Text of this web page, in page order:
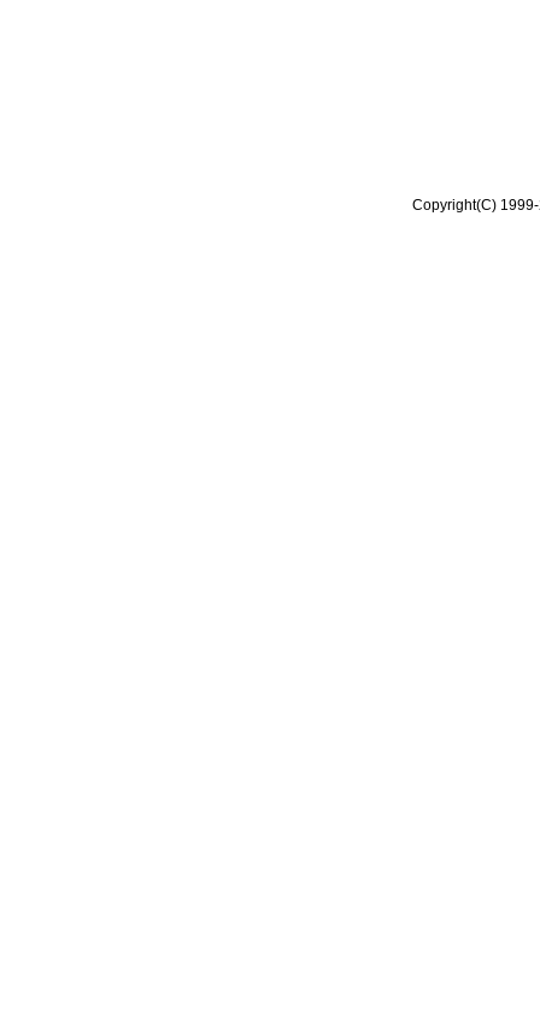
Copyright(C)